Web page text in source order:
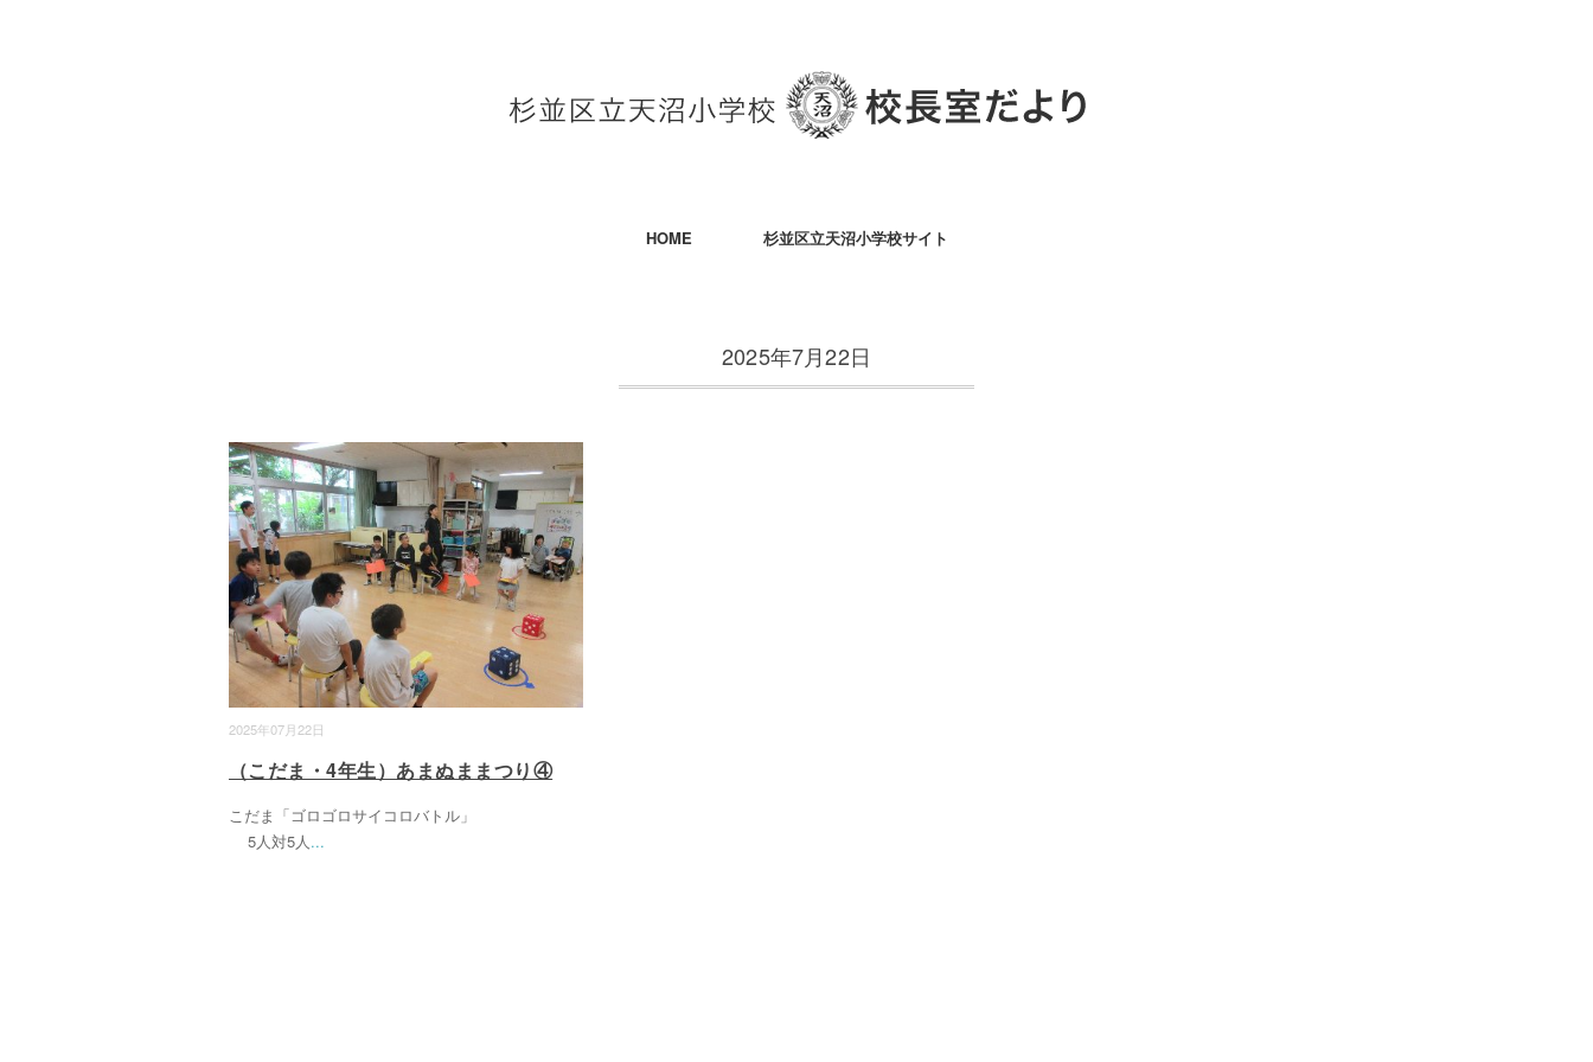
HOME 杉並区立天沼小学校サイト
2025年7月22日
2025年07月22日
（こだま・4年生）あまぬままつり④
こだま「ゴロゴロサイコロバトル」
5人対5人...